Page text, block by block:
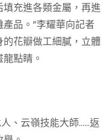
充進各類金屬，再進
品。”李耀華向記者
花瓣做工細膩，立體
點睛。
、云嶺技能大師……返